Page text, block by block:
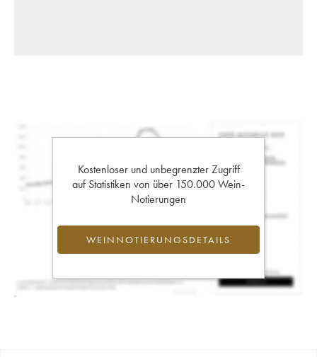
Kostenloser und unbegrenzter Zugriff
auf Statistiken von über 150.000 Wein-
Notierungen
WEINNOTIERUNGSDETAILS